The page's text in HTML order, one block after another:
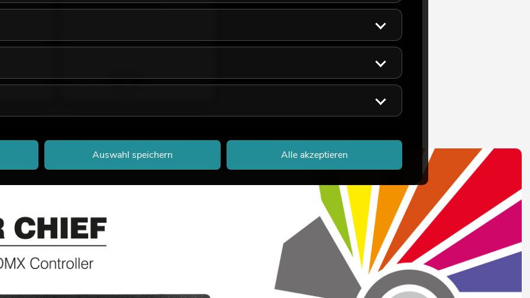
Empfehlenswertes Zubehör
Auswahl speichern Alle akzeptieren